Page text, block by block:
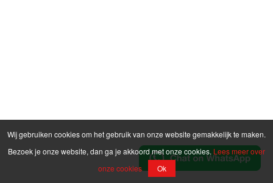
Wij gebruiken cookies om het gebruik van onze website gemakkelijk te maken.
Bezoek je onze website, dan ga je akkoord met onze cookies. Lees meer over
onze cookies
Ok